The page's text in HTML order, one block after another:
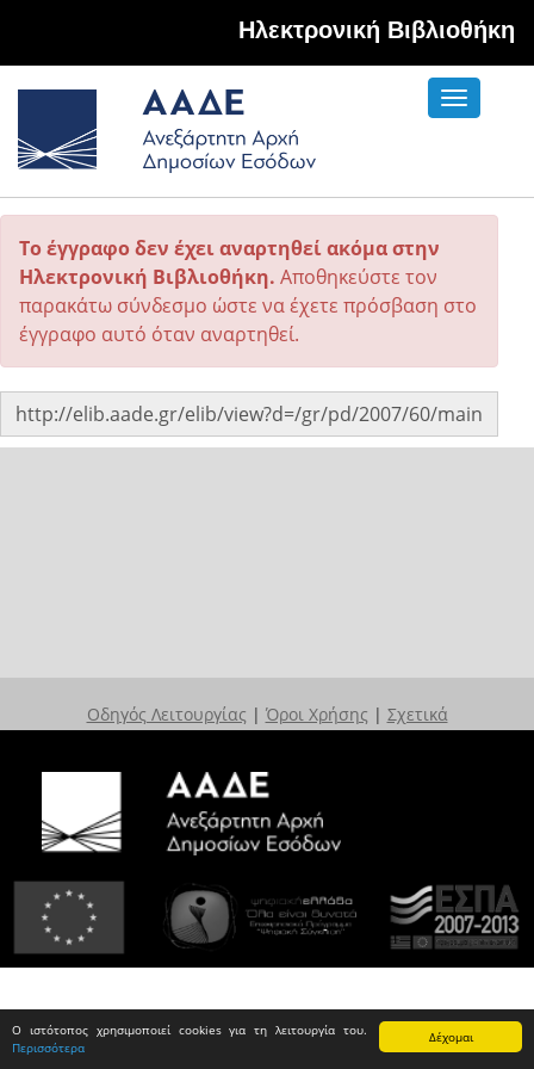
Δέχομαι
Ο ιστότοπος χρησιμοποιεί cookies για τη λειτουργία του.
Περισσότερα
Hλεκτρονική Βιβλιοθήκη
Toggle
Το έγγραφο δεν έχει αναρτηθεί ακόμα στην
Ηλεκτρονική Βιβλιοθήκη. Αποθηκεύστε τον
παρακάτω σύνδεσμο ώστε να έχετε πρόσβαση στο
έγγραφο αυτό όταν αναρτηθεί.
Οδηγός Λειτουργίας | Όροι Χρήσης | Σχετικά